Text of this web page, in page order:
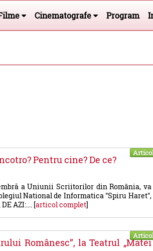
Cinematografe Program
Pentru cine? De ce?
a Uniunii Scriitorilor din România, va
National de Informatica "Spiru Haret",
AZI:.... [articol complet]
Românesc”, la Teatrul „Matei